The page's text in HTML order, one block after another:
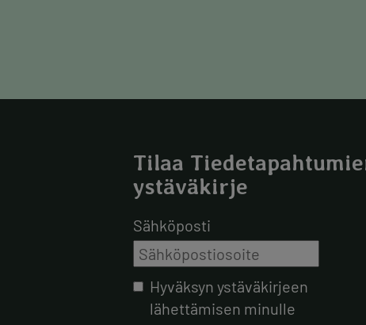
Tilaa
ystäväkirje
Sähköposti
Hyväksyn ystäväkirjeen
lähettämisen minulle